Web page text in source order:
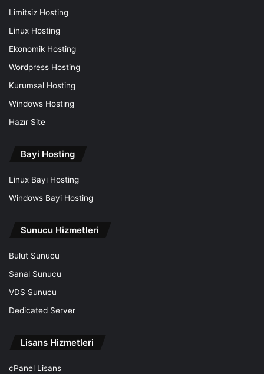
Limitsiz Hosting
Linux Hosting
Ekonomik Hosting
Wordpress Hosting
Kurumsal Hosting
Windows Hosting
Hazır Site
Bayi Hosting
Linux Bayi Hosting
Windows Bayi Hosting
Sunucu Hizmetleri
Bulut Sunucu
Sanal Sunucu
VDS Sunucu
Dedicated Server
Lisans Hizmetleri
cPanel Lisans